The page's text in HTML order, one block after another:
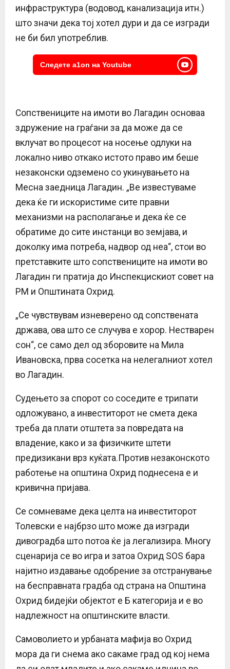
инфраструктура (водовод, канализација итн.)
што значи дека тој хотел дури и да се изгради
не би бил употреблив.
Следете a1on на Youtube
Сопствениците на имоти во Лагадин основаа
здружение на граѓани за да може да се
вклучат во процесот на носење одлуки на
локално ниво откако истото право им беше
незаконски одземено со укинувањето на
Месна заедница Лагадин. „Ве известуваме
дека ќе ги искористиме сите правни
механизми на располагање и дека ќе се
обратиме до сите инстанци во земјава, и
доколку има потреба, надвор од неа“, стои во
претставките што сопствениците на имоти во
Лагадин ги пратија до Инспекцискиот совет на
РМ и Општината Охрид.
„Се чувствувам изневерено од сопствената
држава, ова што се случува е хорор. Нестварен
сон“, се само дел од зборовите на Мила
Ивановска, прва сосетка на нелегалниот хотел
во Лагадин.
Судењето за спорот со соседите е трипати
одложувано, а инвеститорот не смета дека
треба да плати отштета за повредата на
владение, како и за физичките штети
предизикани врз куќата.Против незаконското
работење на општина Охрид поднесена е и
кривична пријава.
Се сомневаме дека целта на инвеститорот
Толевски е најбрзо што може да изгради
дивоградба што потоа ќе ја легализира. Многу
сценарија се во игра и затоа Охрид ЅОЅ бара
најитно издавање одобрение за отстранување
на бесправната градба од страна на Општина
Охрид бидејќи објектот е Б категорија и е во
надлежност на општинските власти.
Самоволието и урбаната мафија во Охрид
мора да ги снема ако сакаме град од кој нема